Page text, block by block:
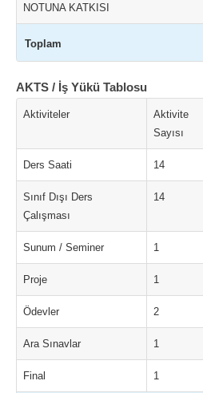
NOTUNA KATKISI
Toplam
AKTS / İş Yükü Tablosu
Aktiviteler
Aktivite
Sayısı
Ders Saati 14
Sınıf Dışı Ders
Çalışması
14
Sunum / Seminer 1
Proje 1
Ödevler 2
Ara Sınavlar 1
Final 1